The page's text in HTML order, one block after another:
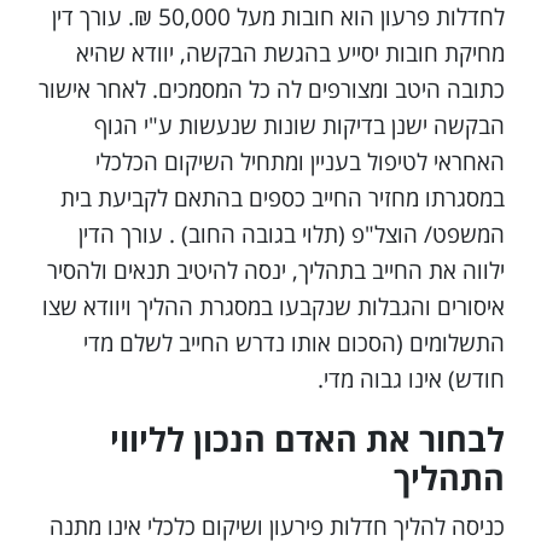
לחדלות פרעון הוא חובות מעל 50,000 ₪. עורך דין
מחיקת חובות יסייע בהגשת הבקשה, יוודא שהיא
כתובה היטב ומצורפים לה כל המסמכים. לאחר אישור
הבקשה ישנן בדיקות שונות שנעשות ע"י הגוף
האחראי לטיפול בעניין ומתחיל השיקום הכלכלי
במסגרתו מחזיר החייב כספים בהתאם לקביעת בית
המשפט/ הוצל"פ (תלוי בגובה החוב) . עורך הדין
ילווה את החייב בתהליך, ינסה להיטיב תנאים ולהסיר
איסורים והגבלות שנקבעו במסגרת ההליך ויוודא שצו
התשלומים (הסכום אותו נדרש החייב לשלם מדי
חודש) אינו גבוה מדי.
לבחור את האדם הנכון לליווי
התהליך
כניסה להליך חדלות פירעון ושיקום כלכלי אינו מתנה